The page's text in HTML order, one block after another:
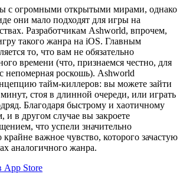
с огромными открытыми мирами, однако
они мало подходят для игры на
Разработчикам Ashworld, впрочем,
такого жанра на iOS. Главным
то, что вам не обязательно
времени (что, признаемся честно, для
непомерная роскошь). Ashworld
тайм-киллеров: вы можете зайти
стоя в длинной очереди, или играть
Благодаря быстрому и хаотичному
и в другом случае вы закроете
что успели значительно
крайне важное чувство, которого зачастую
аналогичного жанра.
App Store